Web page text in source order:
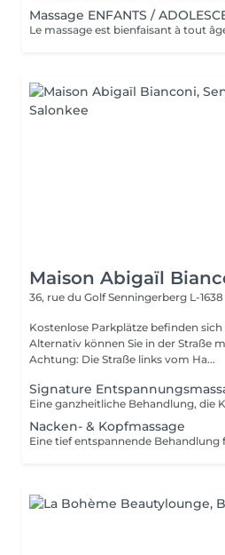
Massage ENFANTS /
Maison Abigaïl
36, rue du GolfSenningerberg L-1638
Kostenlose Parkplätze befinden
Alternativ können Sie in der Straße
Achtung: Die Straße links vom Ha...
Signature
Nacken- & Kopfmassage